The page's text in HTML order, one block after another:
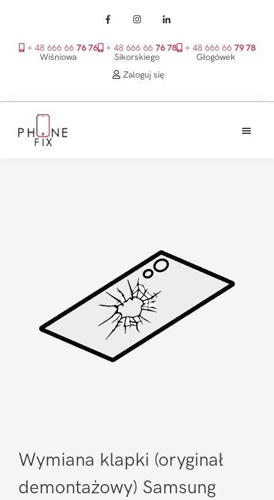
+ 48 666 66 76 76
Wiśniowa
+ 48 666 66 76 78
Sikorskiego
+ 48 666 66 79 78
Głogówek
Zaloguj się
głównego
Wymiana klapki (oryginał
demontażowy) Samsung